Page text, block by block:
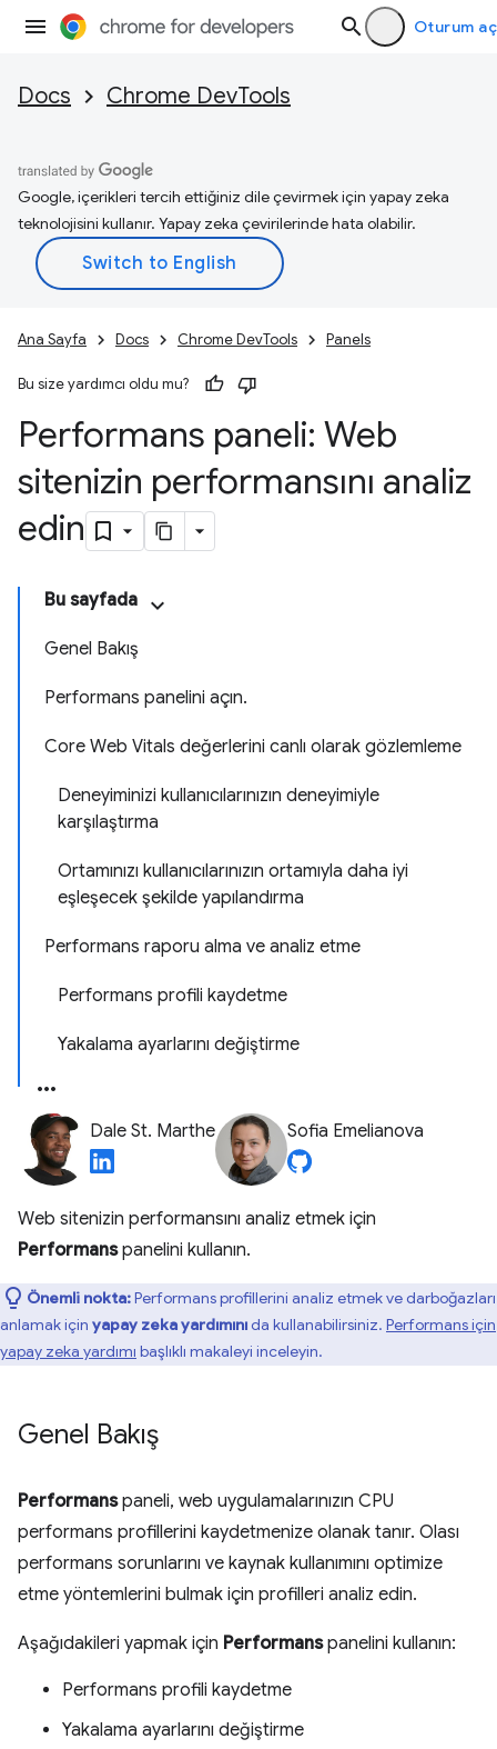
Oturum aç
Docs Chrome DevTools
Google, içerikleri tercih ettiğiniz dile çevirmek için yapay zeka
teknolojisini kullanır. Yapay zeka çevirilerinde hata olabilir.
Ana Sayfa Docs Chrome DevTools Panels
Bu size yardımcı oldu mu?
Performans paneli: Web
sitenizin performansını analiz
edin
Bu sayfada
Genel Bakış
Performans panelini açın.
Core Web Vitals değerlerini canlı olarak gözlemleme
Deneyiminizi kullanıcılarınızın deneyimiyle
karşılaştırma
Ortamınızı kullanıcılarınızın ortamıyla daha iyi
eşleşecek şekilde yapılandırma
Performans raporu alma ve analiz etme
Performans profili kaydetme
Yakalama ayarlarını değiştirme
Dale St. Marthe Sofia Emelianova
Web sitenizin performansını analiz etmek için
Performanspanelini kullanın.
Önemli nokta:Performans profillerini analiz etmek ve darboğazları
anlamak için yapay zeka yardımınıda kullanabilirsiniz. Performans için
yapay zeka yardımı başlıklı makaleyi inceleyin.
Genel Bakış
Performanspaneli, web uygulamalarınızın CPU
performans profillerini kaydetmenize olanak tanır. Olası
performans sorunlarını ve kaynak kullanımını optimize
etme yöntemlerini bulmak için profilleri analiz edin.
Aşağıdakileri yapmak için Performanspanelini kullanın:
Performans profili kaydetme
Yakalama ayarlarını değiştirme